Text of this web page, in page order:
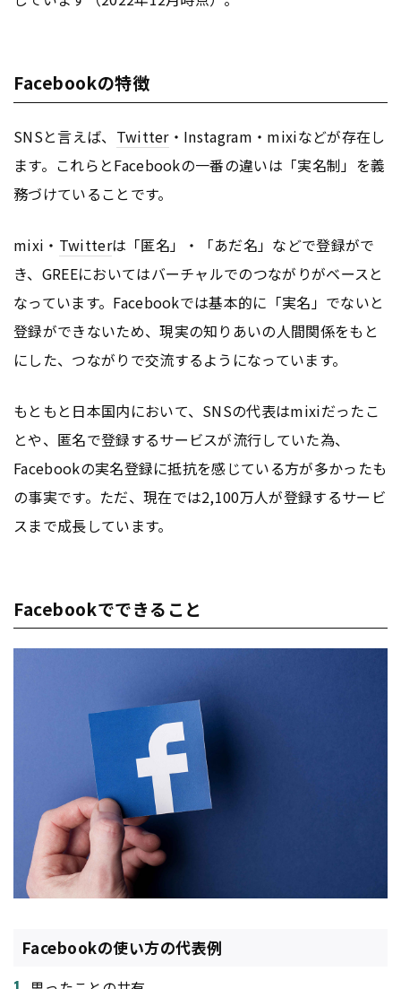
Facebookの特徴
SNSと言えば、 Twitter・Instagram・mixiなどが存在し
ます。これらとFacebookの一番の違いは「実名制」を義
務づけていることです。
mixi・ Twitterは「匿名」・「あだ名」などで登録がで
き、GREEにおいてはバーチャルでのつながりがベースと
なっています。Facebookでは基本的に「実名」でないと
登録ができないため、現実の知りあいの人間関係をもと
にした、つながりで交流するようになっています。
もともと日本国内において、SNSの代表はmixiだったこ
とや、匿名で登録するサービスが流行していた為、
Facebookの実名登録に抵抗を感じている方が多かったも
の事実です。ただ、現在では2,100万人が登録するサービ
スまで成長しています。
Facebookでできること
Facebookの使い方の代表例